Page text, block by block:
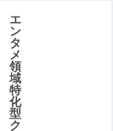
エ
ン
タ
メ
領
域
特
化
型
ク